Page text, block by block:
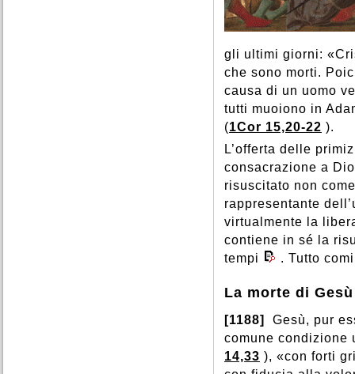
gli ultimi giorni:
che sono morti.
causa di un uomo
tutti muoiono in
(1Cor 15,20-22 ).
L’offerta delle
consacrazione a
risuscitato non
rappresentante
virtualmente la
contiene in sé la
tempi
. Tutto
La morte di Gesù
[1188]
Gesù, pur
comune condizione
14,33 ), «con forti